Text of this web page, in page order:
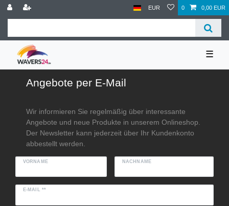
EUR 0 0,00 EUR
☰
Angebote per E-Mail
Wir informieren Sie regelmäßig über interessante
Angebote und neue Produkte in unserem Onlineshop.
Der Newsletter kann jederzeit über Ihr Kundenkonto
abbestellt werden.
VORNAME NACHNAME
E-MAIL **